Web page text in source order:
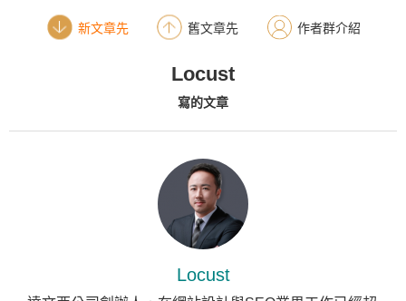
新文章先 舊文章先 作者群介紹
Locust
寫的文章
Locust